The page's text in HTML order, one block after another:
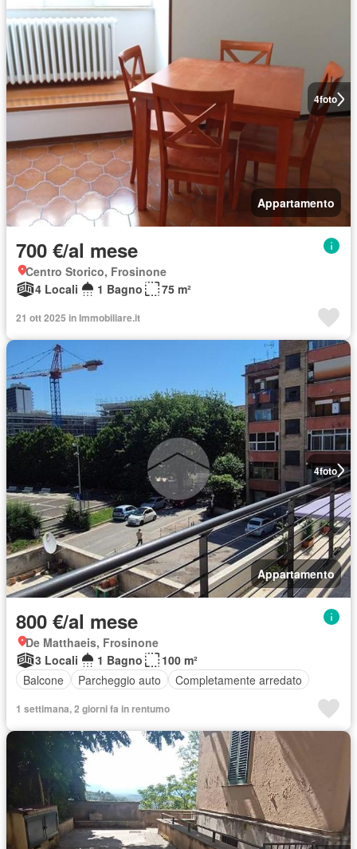
4foto
Appartamento
700 €/al mese
Centro Storico, Frosinone
4 Locali
1 Bagno 75 m²
21 ott 2025 in Immobiliare.it
4foto
Appartamento
800 €/al mese
De Matthaeis, Frosinone
3 Locali
1 Bagno
100 m²
Balcone
Parcheggio auto Completamente arredato
1 settimana, 2 giorni fa in rentumo